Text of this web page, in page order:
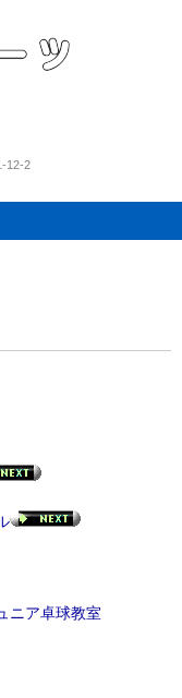
12-2
ニア卓球教室